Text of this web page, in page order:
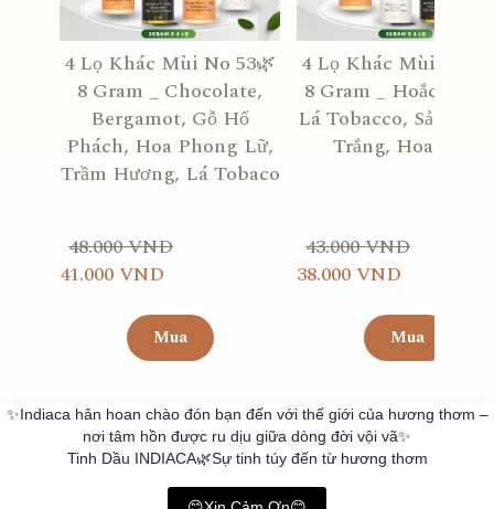
4 Lọ Khác Mùi No 53🌿
8 Gram _ Chocolate,
Bergamot, Gỗ Hổ
Phách, Hoa Phong Lữ,
Trầm Hương, Lá Tobaco
48.000 VND
41.000 VND
Mua
4 Lọ Khác Mùi No
8 Gram _ Hoắc
Lá Tobacco, Sả, Hoa
Trắng, Hoa Bưởi
43.000 VND
38.000 VND
Mua
✨Indiaca hân hoan chào đón bạn đến với thế giới của hương thơm –
nơi tâm hồn được ru dịu giữa dòng đời vội vã✨
Tinh Dầu INDIACA🌿Sự tinh túy đến từ hương thơm